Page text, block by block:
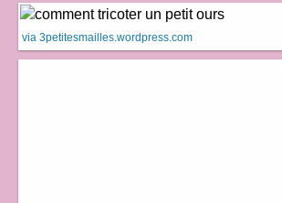
via 3petitesmailles.wordpress.com